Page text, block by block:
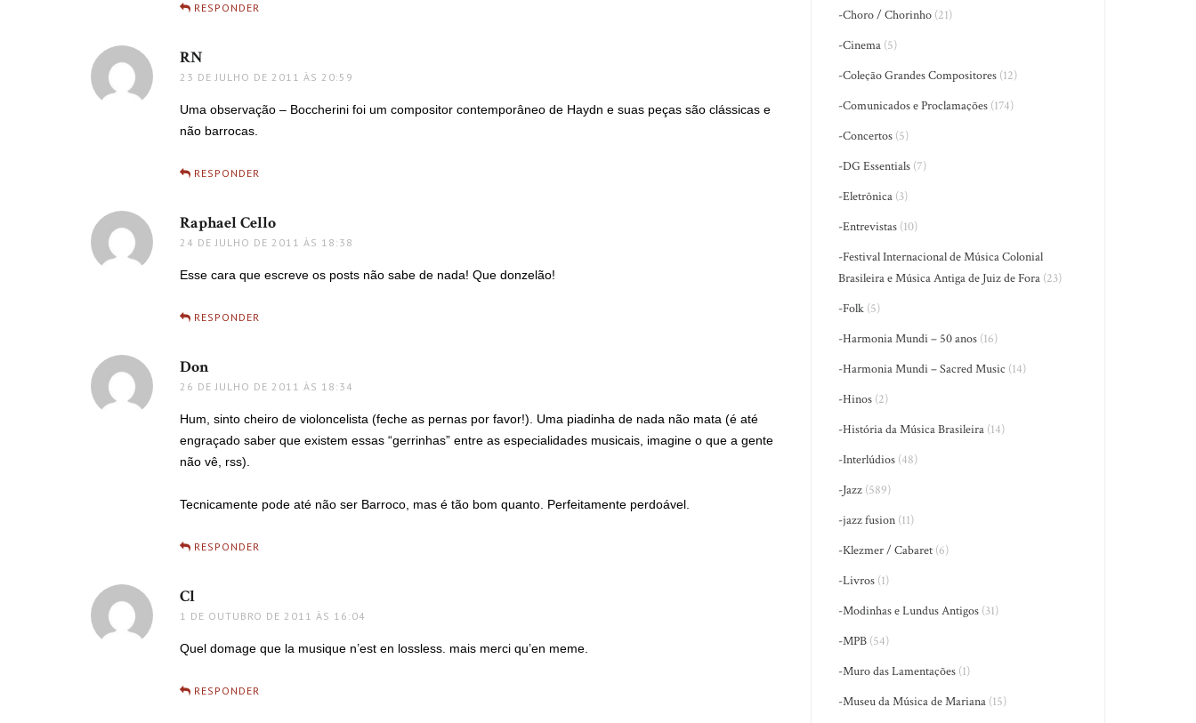
RESPONDER
RN
23 DE JULHO DE 2011 ÀS 20:59
Uma observação – Boccherini foi um compositor contemporâneo de Haydn e suas peças são clássicas e
não barrocas.
RESPONDER
Raphael Cello
24 DE JULHO DE 2011 ÀS 18:38
Esse cara que escreve os posts não sabe de nada! Que donzelão!
RESPONDER
Don
26 DE JULHO DE 2011 ÀS 18:34
Hum, sinto cheiro de violoncelista (feche as pernas por favor!). Uma piadinha de nada não mata (é até
engraçado saber que existem essas “gerrinhas” entre as especialidades musicais, imagine o que a gente
não vê, rss).
Tecnicamente pode até não ser Barroco, mas é tão bom quanto. Perfeitamente perdoável.
RESPONDER
Cl
1 DE OUTUBRO DE 2011 ÀS 16:04
Quel domage que la musique n’est en lossless. mais merci qu’en meme.
RESPONDER
-Choro / Chorinho (21)
-Cinema (5)
-Coleção Grandes Compositores (12)
-Comunicados e Proclamações (174)
-Concertos (5)
-DG Essentials (7)
-Eletrônica (3)
-Entrevistas (10)
-Festival Internacional de Música Colonial
Brasileira e Música Antiga de Juiz de Fora (23)
-Folk (5)
-Harmonia Mundi – 50 anos (16)
-Harmonia Mundi – Sacred Music (14)
-Hinos (2)
-História da Música Brasileira (14)
-Interlúdios (48)
-Jazz (589)
-jazz fusion (11)
-Klezmer / Cabaret (6)
-Livros (1)
-Modinhas e Lundus Antigos (31)
-MPB (54)
-Muro das Lamentações (1)
-Museu da Música de Mariana (15)